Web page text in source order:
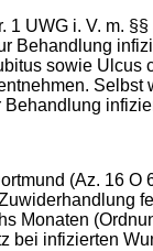
UWG i. V. m.
Behandlung
sowie
(Az. 16
Monaten
bei infizierten